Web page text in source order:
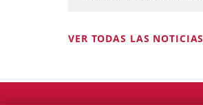
VER TODAS LAS NOTICIAS